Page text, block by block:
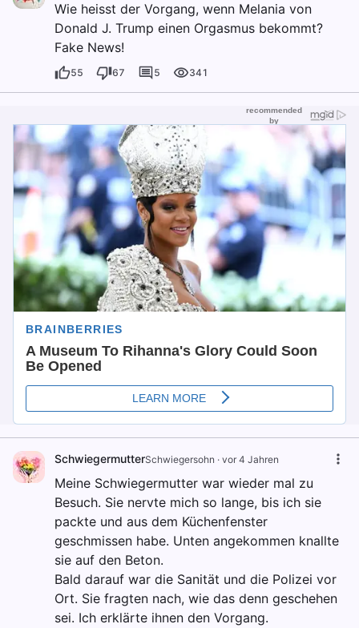
Wie heisst der Vorgang, wenn Melania von
Donald J. Trump einen Orgasmus bekommt?
Fake News!
55 67 5 341
SchwiegermutterSchwiegersohn · vor 4 Jahren
Meine Schwiegermutter war wieder mal zu
Besuch. Sie nervte mich so lange, bis ich sie
packte und aus dem Küchenfenster
geschmissen habe. Unten angekommen knallte
sie auf den Beton.
Bald darauf war die Sanität und die Polizei vor
Ort. Sie fragten nach, wie das denn geschehen
sei. Ich erklärte ihnen den Vorgang.